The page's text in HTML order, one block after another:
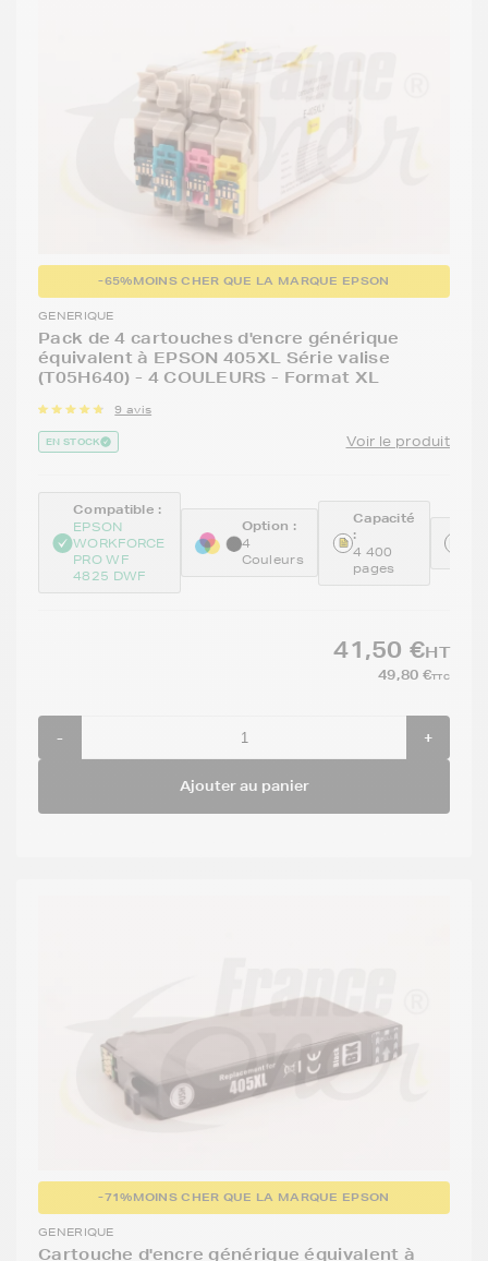
-65%MOINS CHER QUE LA MARQUE EPSON
GENERIQUE
Pack de 4 cartouches d'encre générique
équivalent à EPSON 405XL Série valise
(T05H640) - 4 COULEURS - Format XL
9 avis
EN STOCK Voir le produit
Compatible :
EPSON
WORKFORCE
PRO WF
4825 DWF
Option :
4
Couleurs
Capacité
:
4 400
pages
41,50 €HT
49,80 €TTC
- +
Ajouter au panier
-71%MOINS CHER QUE LA MARQUE EPSON
GENERIQUE
Cartouche d'encre générique équivalent à